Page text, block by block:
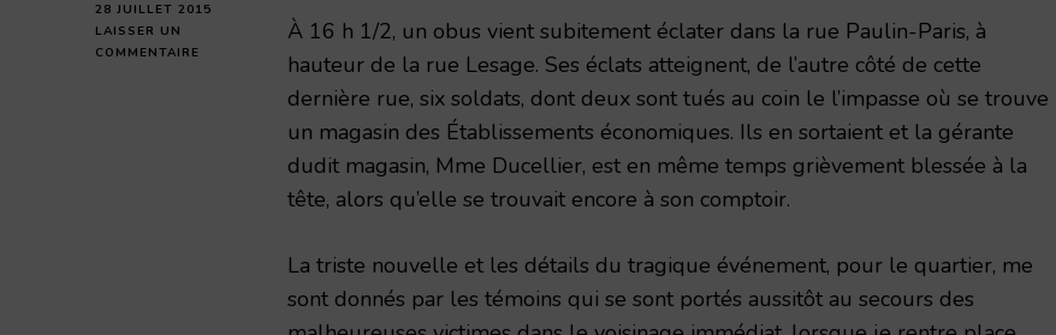
28 JUILLET 2015
LAISSER UN
COMMENTAIRE
À 16 h 1/2, un obus vient subitement éclater dans la rue Paulin-Paris, à
hauteur de la rue Lesage. Ses éclats atteignent, de l’autre côté de cette
dernière rue, six soldats, dont deux sont tués au coin le l’impasse où se trouve
un magasin des Établissements économiques. Ils en sortaient et la gérante
dudit magasin, Mme Ducellier, est en même temps grièvement blessée à la
tête, alors qu’elle se trouvait encore à son comptoir.
La triste nouvelle et les détails du tragique événement, pour le quartier, me
sont donnés par les témoins qui se sont portés aussitôt au secours des